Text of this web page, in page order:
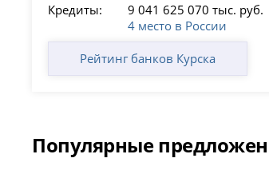
Кредиты:
9 041 625 070 тыс. руб.
4 место в России
Рейтинг банков Курска
Популярные